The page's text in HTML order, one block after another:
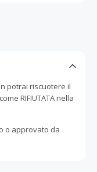
e
online. Ad oggi
38.000
online,
oltre 40 anni di
un punto di
qualificate
potrai riscuotere il
RIFIUTATA nella
o approvato da